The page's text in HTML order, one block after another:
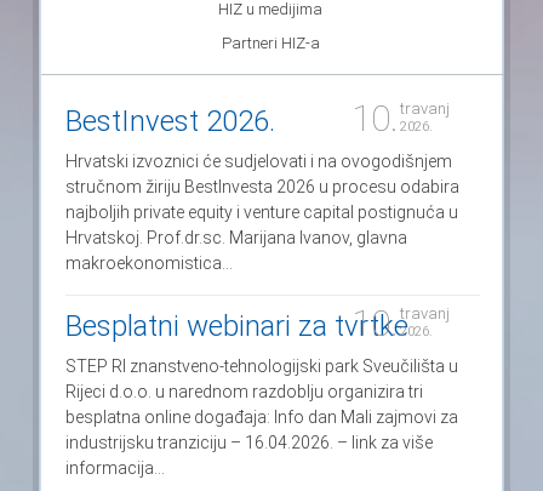
HIZ u medijima
Partneri HIZ-a
10. travanj
2026.
BestInvest 2026.
Hrvatski izvoznici će sudjelovati i na ovogodišnjem
stručnom žiriju BestInvesta 2026 u procesu odabira
najboljih private equity i venture capital postignuća u
Hrvatskoj. Prof.dr.sc. Marijana Ivanov, glavna
makroekonomistica...
10.travanj
2026.
Besplatni webinari za tvrtke
STEP RI znanstveno-tehnologijski park Sveučilišta u
Rijeci d.o.o. u narednom razdoblju organizira tri
besplatna online događaja: Info dan Mali zajmovi za
industrijsku tranziciju – 16.04.2026. – link za više
informacija...